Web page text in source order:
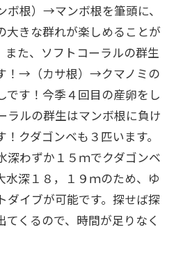
ボ根）→マンボ根を筆頭に、
大きな群れが楽しめることが
また、ソフトコーラルの群生
！→（カサ根）→クマノミの
です！今季４回目の産卵をし
ラルの群生はマンボ根に負け
クダゴンベも３匹います。
わずか１５ｍでクダゴンベ
水深１８，１９ｍのため、ゆ
ダイブが可能です。探せば探
てくるので、時間が足りなく